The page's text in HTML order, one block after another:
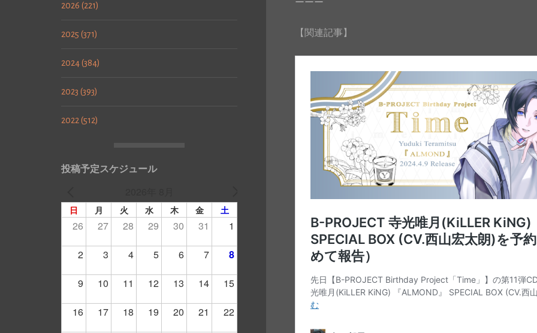
2026 (221)
2025 (371)
2024 (384)
2023 (393)
2022 (512)
投稿予定スケジュール
日 月 火 水 木 金 土
26 27 28 29 30 31 1
2 3 4 5 6 7 8
9 10 11 12 13 14 15
16 17 18 19 20 21 22
ーーー
【関連記事】